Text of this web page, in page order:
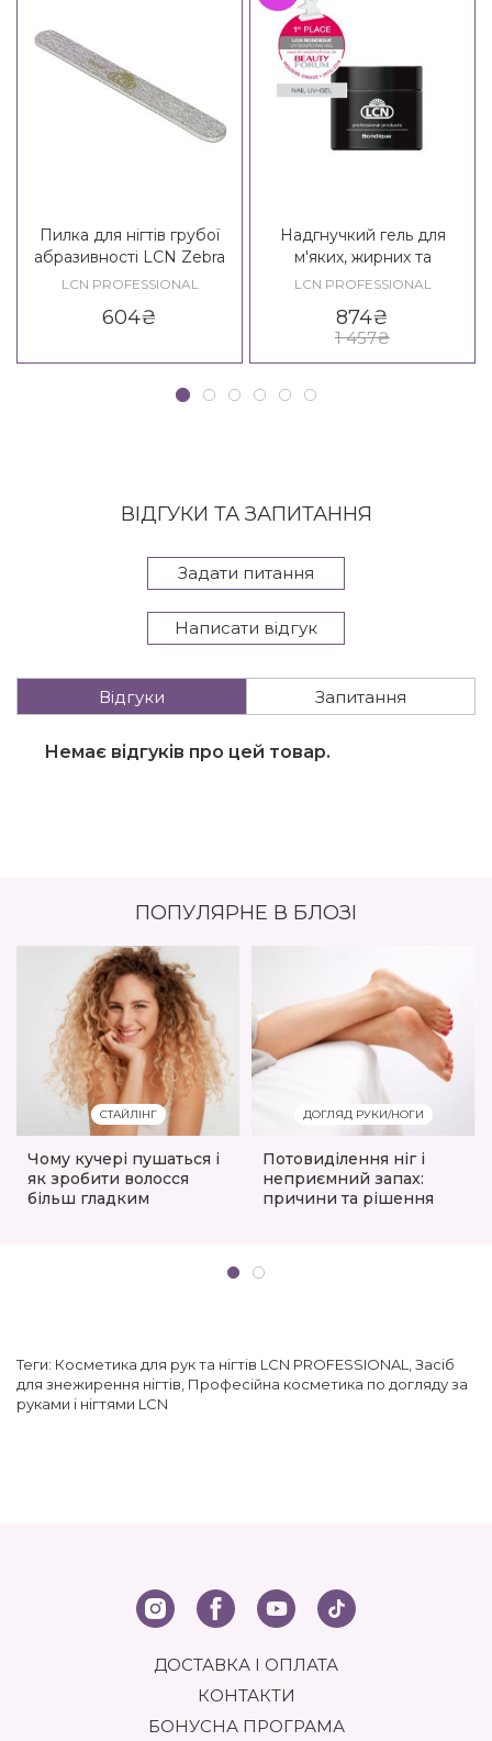
Пилка для нігтів грубої
абразивності LCN Zebra
Profifeile Grob 100/100, 6
LCN PROFESSIONAL
604₴
Надгнучкий гель для
м'яких, жирних та
еластичних нігтів LCN
LCN PROFESSIONAL
874₴
1 457₴
ВІДГУКИ ТА ЗАПИТАННЯ
Задати питання
Написати відгук
Відгуки Запитання
Немає відгуків про цей товар.
ПОПУЛЯРНЕ В БЛОЗІ
СТАЙЛІНГ
Чому кучері пушаться і
як зробити волосся
більш гладким
ДОГЛЯД РУКИ/НОГИ
Потовиділення ніг і
неприємний запах:
причини та рішення
Теги: Косметика для рук та нігтів LCN PROFESSIONAL
Засіб
для знежирення нігтів Професійна косметика по догляду за
руками і нігтями LCN
ДОСТАВКА І ОПЛАТА
КОНТАКТИ
БОНУСНА ПРОГРАМА